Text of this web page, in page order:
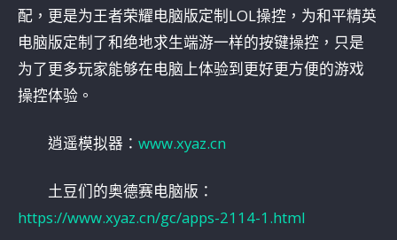
配，更是为王者荣耀电脑版定制LOL操控，为和平精英
电脑版定制了和绝地求生端游一样的按键操控，只是
为了更多玩家能够在电脑上体验到更好更方便的游戏
操控体验。
逍遥模拟器： www.xyaz.cn
土豆们的奥德赛电脑版：
https://www.xyaz.cn/gc/apps-2114-1.html